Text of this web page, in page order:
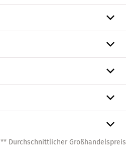
** Durchschnittlicher Großhandelspreis